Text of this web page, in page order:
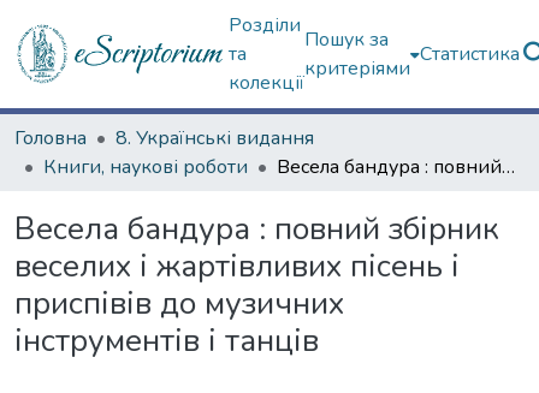
Розділи
та
колекції
Пошук за
критеріями
Статистика
Головна
8. Українські видання
Книги, наукові роботи
Весела бандура : повний збірник веселих і жартівливих пісень і приспівів до музичних інструментів і танців
Весела бандура : повний збірник
веселих і жартівливих пісень і
приспівів до музичних
інструментів і танців